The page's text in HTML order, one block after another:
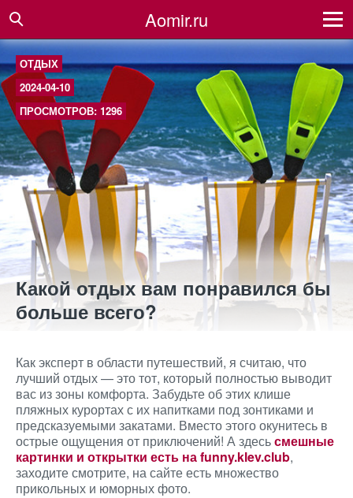
Aomir.ru
ОТДЫХ
2024-04-10
ПРОСМОТРОВ: 1296
Какой отдых вам понравился бы
больше всего?
Как эксперт в области путешествий, я считаю, что
лучший отдых — это тот, который полностью выводит
вас из зоны комфорта. Забудьте об этих клише
пляжных курортах с их напитками под зонтиками и
предсказуемыми закатами. Вместо этого окунитесь в
острые ощущения от приключений! А здесьсмешные
картинки и открытки есть на funny.klev.club,
заходите смотрите, на сайте есть множество
прикольных и юморных фото.